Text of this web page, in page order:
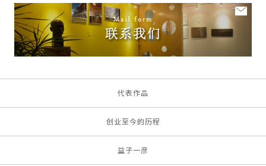
代表作品
创业至今的历程
益子一彦